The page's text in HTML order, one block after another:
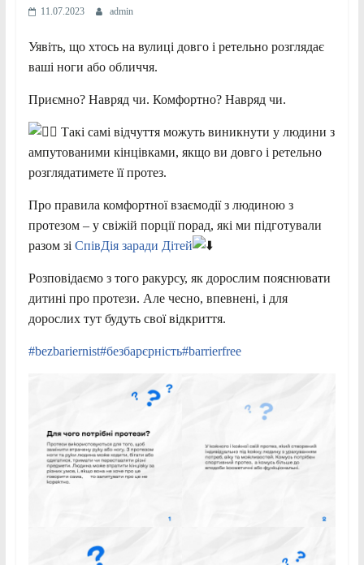
11.07.2023 admin
Уявіть, що хтось на вулиці довго і ретельно розглядає
ваші ноги або обличчя.
Приємно? Навряд чи. Комфортно? Навряд чи.
Такі самі відчуття можуть виникнути у людини з
ампутованими кінцівками, якщо ви довго і ретельно
розглядатимете її протез.
Про правила комфортної взаємодії з людиною з
протезом – у свіжій порції порад, які ми підготували
разом зі СпівДія заради Дітей
Розповідаємо з того ракурсу, як дорослим пояснювати
дитині про протези. Але чесно, впевнені, і для
дорослих тут будуть свої відкриття.
#bezbariernist#безбарєрність#barrierfree